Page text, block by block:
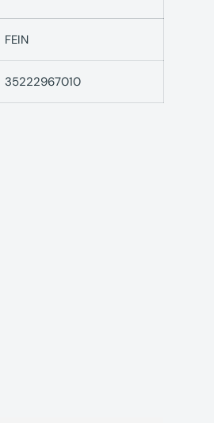
FEIN
35222967010